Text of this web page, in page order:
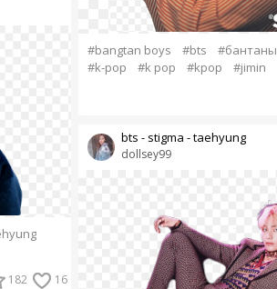
182 16
#bangtan boys #bts #бантаны
#k-pop
#k pop #kpop #jimin
dollsey99
bts - stigma - taehyung